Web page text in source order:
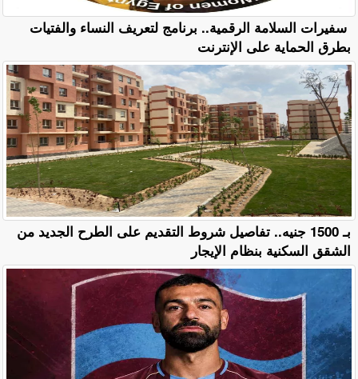
سفيرات السلامة الرقمية.. برنامج لتعريف النساء والفتيات
بطرق الحماية على الإنترنت
بـ 1500 جنيه.. تفاصيل شروط التقديم على الطرح الجديد من
الشقق السكنية بنظام الإيجار